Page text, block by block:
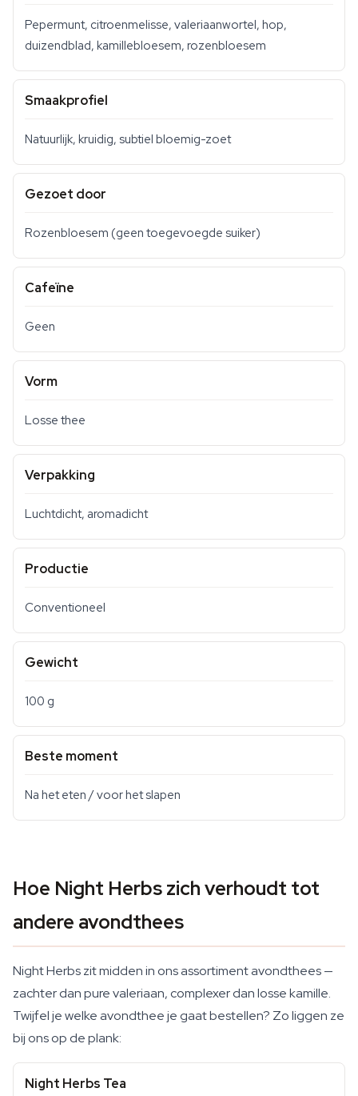
Pepermunt, citroenmelisse, valeriaanwortel, hop,
duizendblad, kamillebloesem, rozenbloesem
Smaakprofiel
Natuurlijk, kruidig, subtiel bloemig-zoet
Gezoet door
Rozenbloesem (geen toegevoegde suiker)
Cafeïne
Geen
Vorm
Losse thee
Verpakking
Luchtdicht, aromadicht
Productie
Conventioneel
Gewicht
100 g
Beste moment
Na het eten / voor het slapen
Hoe Night Herbs zich verhoudt tot
andere avondthees
Night Herbs zit midden in ons assortiment avondthees —
zachter dan pure valeriaan, complexer dan losse kamille.
Twijfel je welke avondthee je gaat bestellen? Zo liggen ze
bij ons op de plank:
Night Herbs Tea